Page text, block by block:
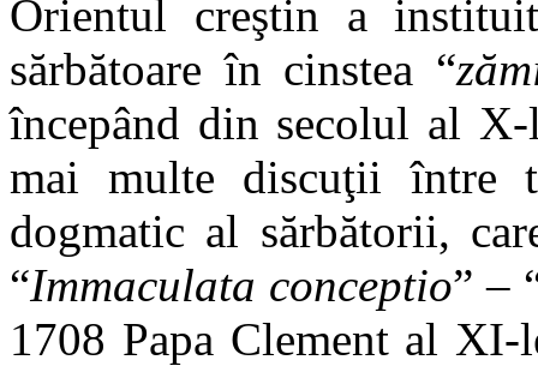
Orientul creştin a
sărbătoare în cinstea “
începând din secolul al
mai multe discuţii între
dogmatic al sărbătorii,
“Immaculata conceptio” –
1708 Papa Clement al